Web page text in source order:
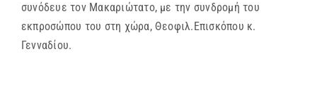
συνόδευε τον Μακαριώτατο, με την συνδρομή του
εκπροσώπου του στη χώρα, Θεοφιλ.Επισκόπου κ.
Γενναδίου.